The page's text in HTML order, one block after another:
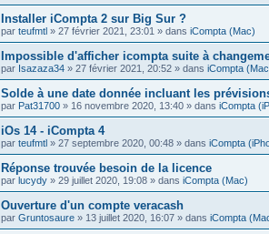
Installer iCompta 2 sur Big Sur ?
par teufmtl » 27 février 2021, 23:01 » dans iCompta (Mac)
Impossible d'afficher icompta suite à
par Isazaza34 » 27 février 2021, 20:52 » dans iCompta
Solde à une date donnée incluant les
par Pat31700 » 16 novembre 2020, 13:40 » dans iCompta
iOs 14 - iCompta 4
par teufmtl » 27 septembre 2020, 00:48 » dans iCompta
Réponse trouvée besoin de la licence
par lucydy » 29 juillet 2020, 19:08 » dans iCompta (Mac)
Ouverture d'un compte veracash
par Gruntosaure » 13 juillet 2020, 16:07 » dans iCompta